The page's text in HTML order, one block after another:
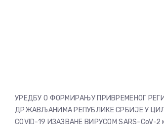
УРЕДБУ О ФОРМИРАЊУ ПРИВРЕМЕНОГ
ДРЖАВЉАНИМА РЕПУБЛИКЕ СРБИЈЕ У
COVID-19 ИЗАЗВАНЕ ВИРУСОМ SARS-CoV-